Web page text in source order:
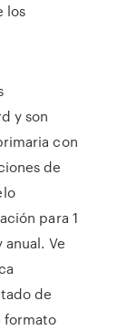
los
y son
con
de
para 1
Ve
de
formato